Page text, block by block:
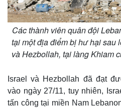
Các thành viên quân đội
tại một địa điểm bị hư hại sau
và Hezbollah, tại làng Khiam
Israel và Hezbollah đã đạt
vào ngày 27/11, tuy nhiên,
tấn công tại miền Nam